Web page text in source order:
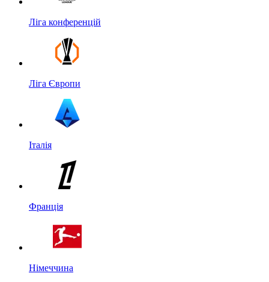
Ліга конференцій
Ліга Європи
Італія
Франція
Німеччина